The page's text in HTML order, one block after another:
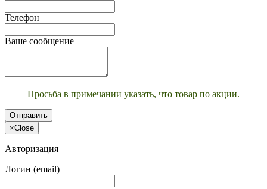
Телефон
Ваше сообщение
Просьба в примечании указать, что товар по акции.
Отправить
×Close
Авторизация
Логин (email)